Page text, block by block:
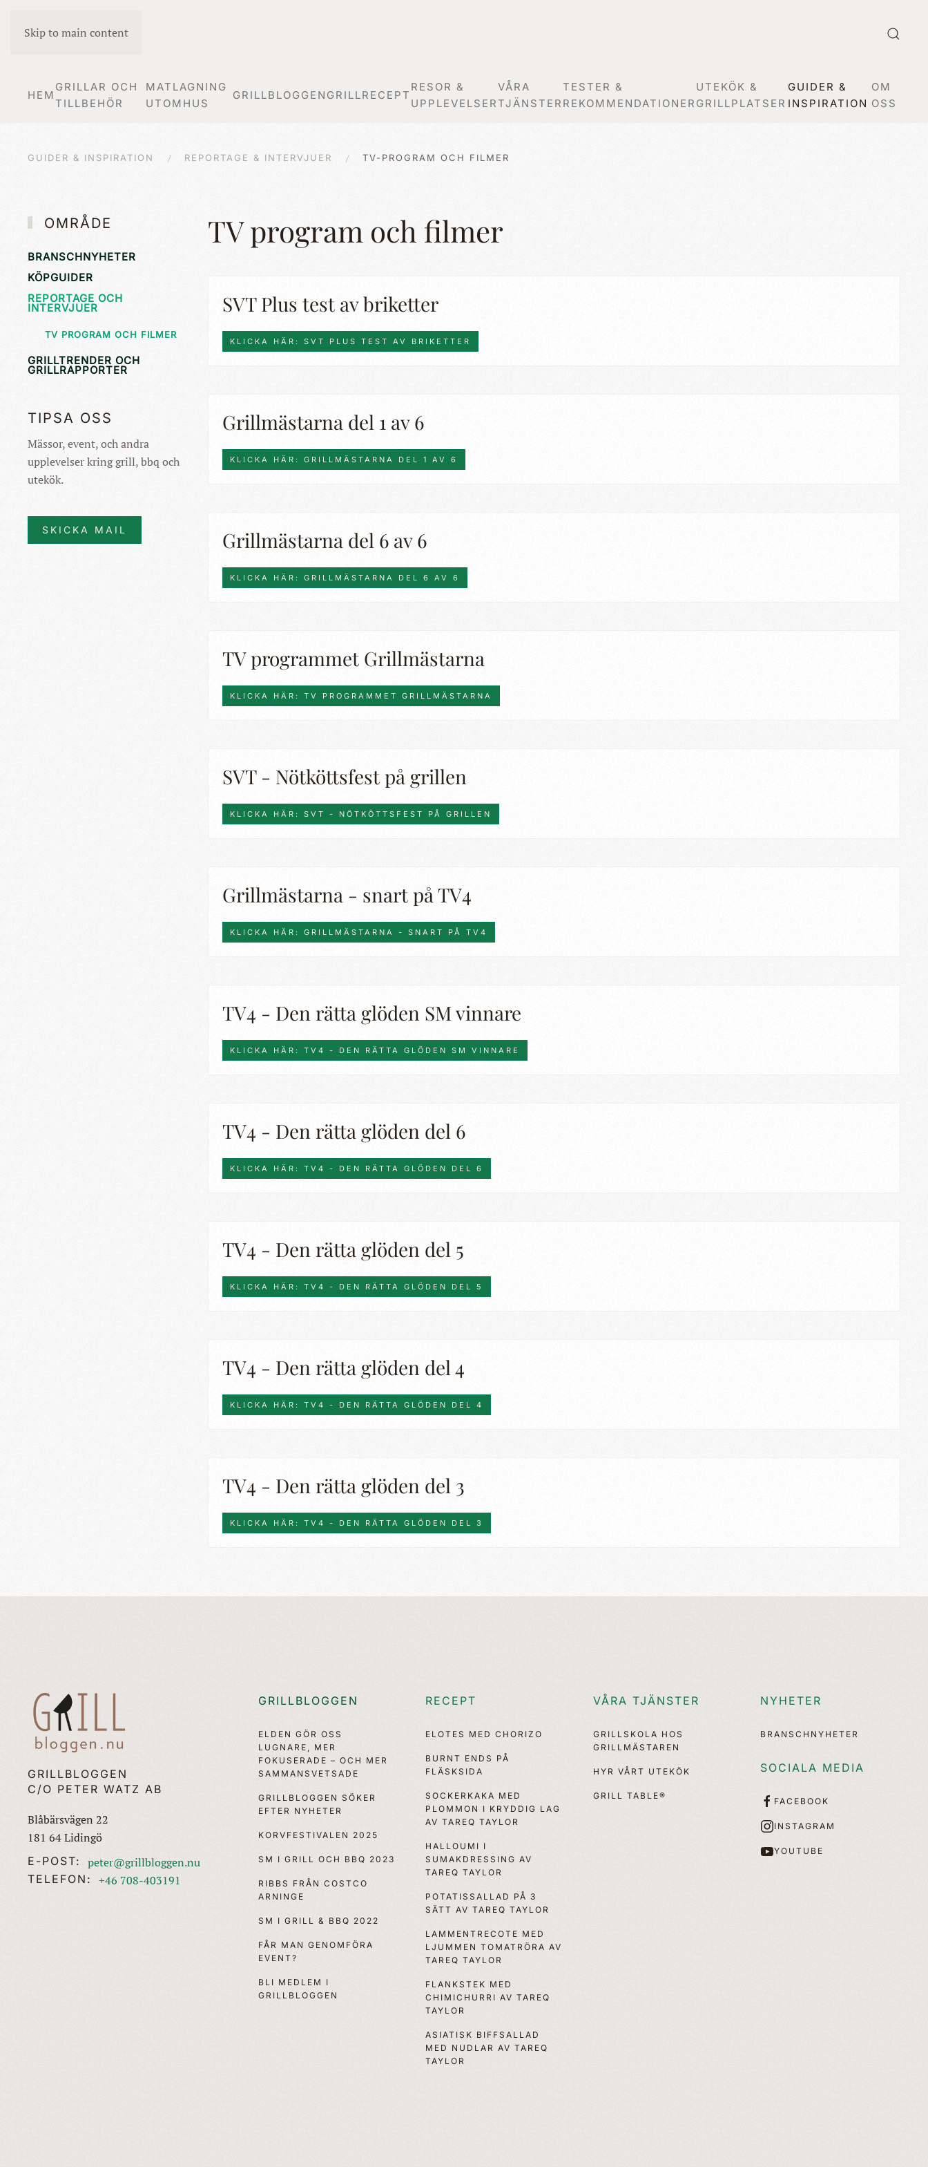
Skip to main content
HEM
GRILLAR OCH
TILLBEHÖR
MATLAGNING
UTOMHUS
GRILLBLOGGEN GRILLRECEPT
RESOR &
UPPLEVELSER
VÅRA
TJÄNSTER
TESTER &
REKOMMENDATIONER
UTEKÖK &
GRILLPLATSER
GUIDER &
INSPIRATION
OM
OSS
GUIDER & INSPIRATION REPORTAGE & INTERVJUER TV-PROGRAM OCH FILMER
TV program och filmer
SVT Plus test av briketter
KLICKA HÄR: SVT PLUS TEST AV BRIKETTER
Grillmästarna del 1 av 6
KLICKA HÄR: GRILLMÄSTARNA DEL 1 AV 6
Grillmästarna del 6 av 6
KLICKA HÄR: GRILLMÄSTARNA DEL 6 AV 6
TV programmet Grillmästarna
KLICKA HÄR: TV PROGRAMMET GRILLMÄSTARNA
SVT - Nötköttsfest på grillen
KLICKA HÄR: SVT - NÖTKÖTTSFEST PÅ GRILLEN
Grillmästarna - snart på TV4
KLICKA HÄR: GRILLMÄSTARNA - SNART PÅ TV4
TV4 - Den rätta glöden SM vinnare
KLICKA HÄR: TV4 - DEN RÄTTA GLÖDEN SM VINNARE
TV4 - Den rätta glöden del 6
KLICKA HÄR: TV4 - DEN RÄTTA GLÖDEN DEL 6
TV4 - Den rätta glöden del 5
KLICKA HÄR: TV4 - DEN RÄTTA GLÖDEN DEL 5
TV4 - Den rätta glöden del 4
KLICKA HÄR: TV4 - DEN RÄTTA GLÖDEN DEL 4
TV4 - Den rätta glöden del 3
KLICKA HÄR: TV4 - DEN RÄTTA GLÖDEN DEL 3
OMRÅDE
BRANSCHNYHETER
KÖPGUIDER
REPORTAGE OCH
INTERVJUER
TV PROGRAM OCH FILMER
GRILLTRENDER OCH
GRILLRAPPORTER
TIPSA OSS
Mässor, event, och andra
upplevelser kring grill, bbq och
utekök.
SKICKA MAIL
GRILLBLOGGEN
C/O PETER WATZ AB
Blåbärsvägen 22
181 64 Lidingö
E-POST: peter@grillbloggen.nu
TELEFON: +46 708-403191
GRILLBLOGGEN
ELDEN GÖR OSS
LUGNARE, MER
FOKUSERADE – OCH MER
SAMMANSVETSADE
GRILLBLOGGEN SÖKER
EFTER NYHETER
KORVFESTIVALEN 2025
SM I GRILL OCH BBQ 2023
RIBBS FRÅN COSTCO
ARNINGE
SM I GRILL & BBQ 2022
FÅR MAN GENOMFÖRA
EVENT?
BLI MEDLEM I
GRILLBLOGGEN
RECEPT
ELOTES MED CHORIZO
BURNT ENDS PÅ
FLÄSKSIDA
SOCKERKAKA MED
PLOMMON I KRYDDIG LAG
AV TAREQ TAYLOR
HALLOUMI I
SUMAKDRESSING AV
TAREQ TAYLOR
POTATISSALLAD PÅ 3
SÄTT AV TAREQ TAYLOR
LAMMENTRECOTE MED
LJUMMEN TOMATRÖRA AV
TAREQ TAYLOR
FLANKSTEK MED
CHIMICHURRI AV TAREQ
TAYLOR
ASIATISK BIFFSALLAD
MED NUDLAR AV TAREQ
TAYLOR
VÅRA TJÄNSTER
GRILLSKOLA HOS
GRILLMÄSTAREN
HYR VÅRT UTEKÖK
GRILL TABLE®
NYHETER
BRANSCHNYHETER
SOCIALA MEDIA
FACEBOOK
INSTAGRAM
YOUTUBE